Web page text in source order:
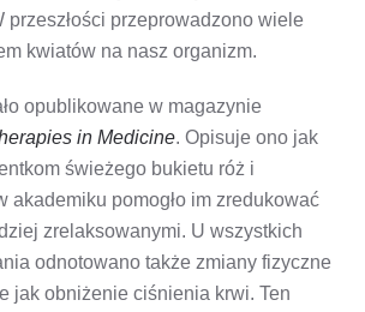
przeszłości przeprowadzono wiele
kwiatów na nasz organizm.
opublikowane w magazynie
in Medicine. Opisuje ono jak
świeżego bukietu róż i
akademiku pomogło im zredukować
zrelaksowanymi. U wszystkich
odnotowano także zmiany fizyczne
jak obniżenie ciśnienia krwi. Ten